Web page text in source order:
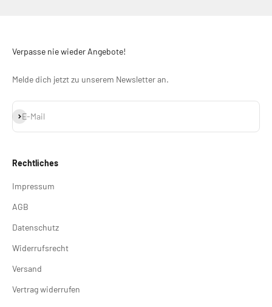
Verpasse nie wieder Angebote!
Melde dich jetzt zu unserem Newsletter an.
E-Mail
Abonnieren
Rechtliches
Impressum
AGB
Datenschutz
Widerrufsrecht
Versand
Vertrag widerrufen